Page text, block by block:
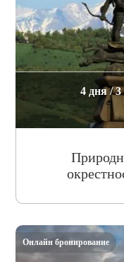
4 дня /
Онлайн бронирование